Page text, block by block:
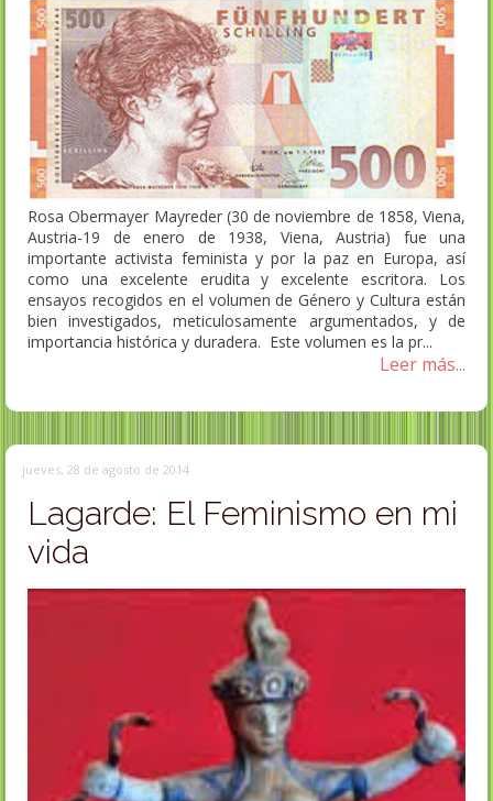
Rosa Obermayer Mayreder (30 de noviembre de 1858, Viena,
Austria-19 de enero de 1938, Viena, Austria) fue una
importante activista feminista y por la paz en Europa, así
como una excelente erudita y excelente escritora. Los
ensayos recogidos en el volumen de Género y Cultura están
bien investigados, meticulosamente argumentados, y de
importancia histórica y duradera. Este volumen es la pr...
Leer más...
jueves, 28 de agosto de 2014
Lagarde: El Feminismo en mi
vida